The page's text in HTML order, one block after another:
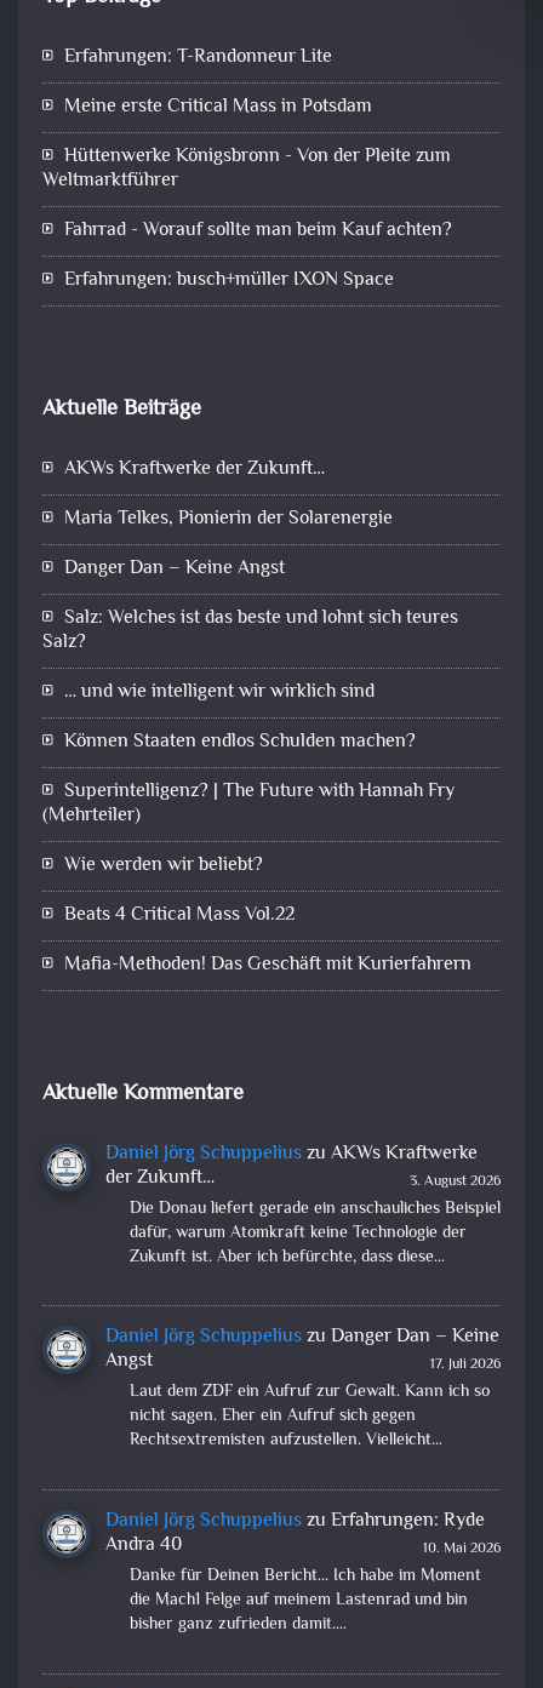
Erfahrungen: T-Randonneur Lite
Meine erste Critical Mass in Potsdam
Hüttenwerke Königsbronn - Von der Pleite zum
Weltmarktführer
Fahrrad - Worauf sollte man beim Kauf achten?
Erfahrungen: busch+müller IXON Space
Aktuelle Beiträge
AKWs Kraftwerke der Zukunft…
Maria Telkes, Pionierin der Solarenergie
Danger Dan – Keine Angst
Salz: Welches ist das beste und lohnt sich teures
Salz?
… und wie intelligent wir wirklich sind
Können Staaten endlos Schulden machen?
Superintelligenz? | The Future with Hannah Fry
(Mehrteiler)
Wie werden wir beliebt?
Beats 4 Critical Mass Vol.22
Mafia-Methoden! Das Geschäft mit Kurierfahrern
Aktuelle Kommentare
Daniel Jörg Schuppeliuszu AKWs Kraftwerke
der Zukunft…
3. August 2026
Die Donau liefert gerade ein anschauliches Beispiel
dafür, warum Atomkraft keine Technologie der
Zukunft ist. Aber ich befürchte, dass diese…
Daniel Jörg Schuppeliuszu Danger Dan – Keine
Angst
17. Juli 2026
Laut dem ZDF ein Aufruf zur Gewalt. Kann ich so
nicht sagen. Eher ein Aufruf sich gegen
Rechtsextremisten aufzustellen. Vielleicht…
Daniel Jörg Schuppeliuszu Erfahrungen: Ryde
Andra 40
10. Mai 2026
Danke für Deinen Bericht... Ich habe im Moment
die Mach1 Felge auf meinem Lastenrad und bin
bisher ganz zufrieden damit.…